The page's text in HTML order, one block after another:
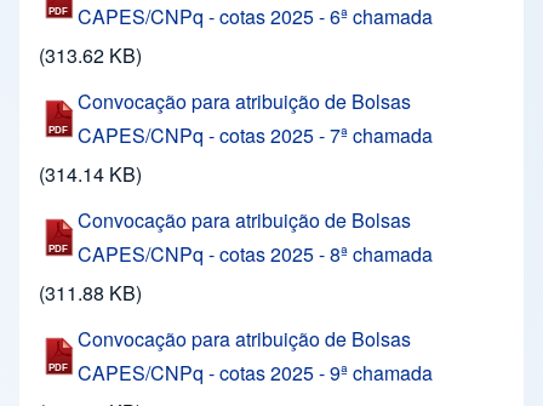
CAPES/CNPq - cotas 2025 - 6ª chamada
(313.62 KB)
Convocação para atribuição de Bolsas
CAPES/CNPq - cotas 2025 - 7ª chamada
(314.14 KB)
Convocação para atribuição de Bolsas
CAPES/CNPq - cotas 2025 - 8ª chamada
(311.88 KB)
Convocação para atribuição de Bolsas
CAPES/CNPq - cotas 2025 - 9ª chamada